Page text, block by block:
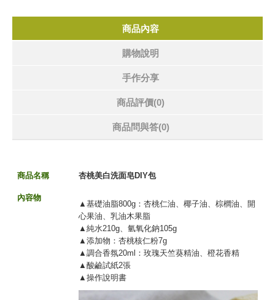
商品內容
購物說明
手作分享
商品評價(0)
商品問與答(0)
商品名稱 杏桃美白洗面皂DIY包
內容物
▲基礎油脂800g：杏桃仁油、椰子油、棕櫚油、開
心果油、乳油木果脂
▲純水210g、氫氧化鈉105g
▲添加物：杏桃核仁粉7g
▲調合香氛20ml：玫瑰天竺葵精油、橙花香精
▲酸鹼試紙2張
▲操作說明書